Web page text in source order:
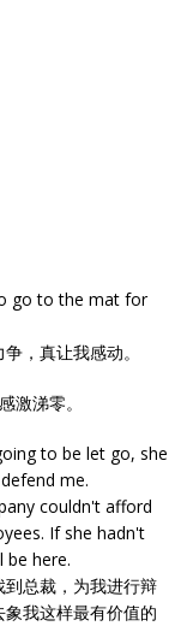
go to the mat for
，真让我感动。
激涕零。
to be let go, she
me.
couldn't afford
If she hadn't
here.
总裁，为我进行辩
我这样最有价值的